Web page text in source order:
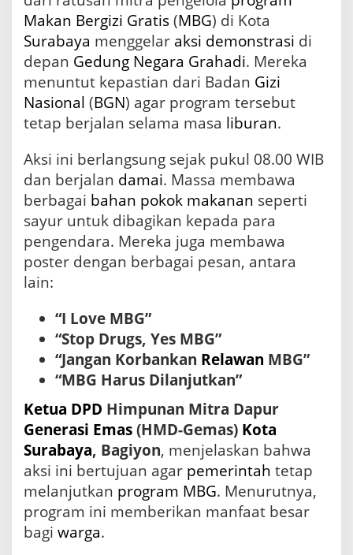
T
u
n
t
u
t
K
e
e
l
s
a
P
m
S
l
m
a
L
i
b
u
a
Makan Bergizi Gratis(MBG) di Kota
Surabaya menggelar aksi demonstrasi di
depan Gedung Negara Grahadi. Mereka
menuntut kepastian dari Badan Gizi
Nasional (BGN) agar program tersebut
tetap berjalan selama masa liburan.
Aksi ini berlangsung sejak pukul 08.00 WIB
dan berjalan damai. Massa membawa
berbagai bahan pokok makanan seperti
sayur untuk dibagikan kepada para
pengendara. Mereka juga membawa
poster dengan berbagai pesan, antara
lain:
“I Love MBG”
“Stop Drugs, Yes MBG”
“Jangan Korbankan Relawan MBG”
“MBG Harus Dilanjutkan”
Ketua DPD Himpunan Mitra Dapur
Generasi Emas(HMD-Gemas) Kota
Surabaya, Bagiyon, menjelaskan bahwa
aksi ini bertujuan agar pemerintah tetap
melanjutkan program MBG. Menurutnya,
program ini memberikan manfaat besar
bagi warga.